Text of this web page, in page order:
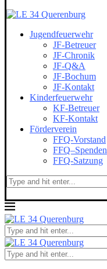
Jugendfeuerwehr
JF-Betreuer
JF-Chronik
JF-Q&A
JF-Bochum
JF-Kontakt
Kinderfeuerwehr
KF-Betreuer
KF-Kontakt
Förderverein
FFQ-Vorstand
FFQ–Spenden
FFQ-Satzung